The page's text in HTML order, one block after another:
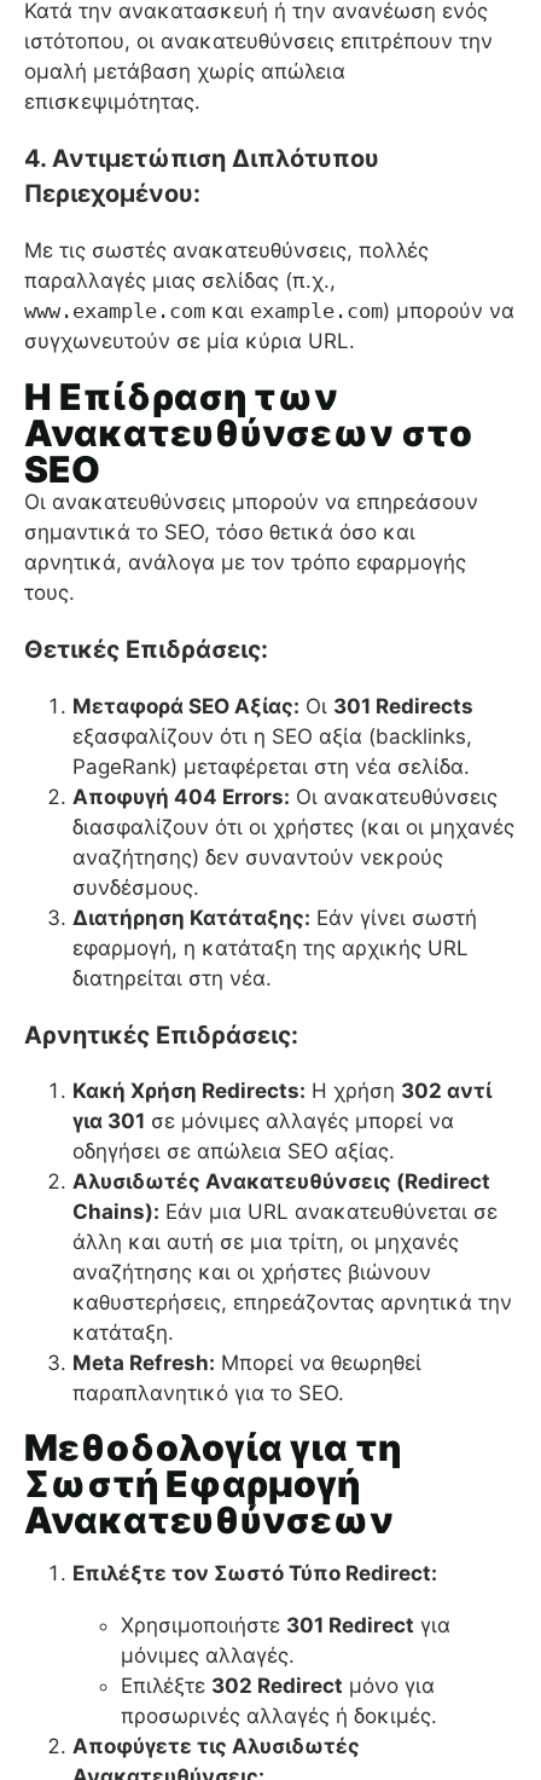
Κατά την ανακατασκευή ή την ανανέωση ενός
ιστότοπου, οι ανακατευθύνσεις επιτρέπουν την
ομαλή μετάβαση χωρίς απώλεια
επισκεψιμότητας.
4. Αντιμετώπιση Διπλότυπου
Περιεχομένου:
Με τις σωστές ανακατευθύνσεις, πολλές
παραλλαγές μιας σελίδας (π.χ.,
www.example.com και example.com) μπορούν να
συγχωνευτούν σε μία κύρια URL.
Η Επίδραση των
Ανακατευθύνσεων στο
SEO
Οι ανακατευθύνσεις μπορούν να επηρεάσουν
σημαντικά το SEO, τόσο θετικά όσο και
αρνητικά, ανάλογα με τον τρόπο εφαρμογής
τους.
Θετικές Επιδράσεις:
Μεταφορά SEO Αξίας: Οι 301 Redirects
εξασφαλίζουν ότι η SEO αξία (backlinks,
PageRank) μεταφέρεται στη νέα σελίδα.
Αποφυγή 404 Errors: Οι ανακατευθύνσεις
διασφαλίζουν ότι οι χρήστες (και οι μηχανές
αναζήτησης) δεν συναντούν νεκρούς
συνδέσμους.
Διατήρηση Κατάταξης: Εάν γίνει σωστή
εφαρμογή, η κατάταξη της αρχικής URL
διατηρείται στη νέα.
Αρνητικές Επιδράσεις:
Κακή Χρήση Redirects: Η χρήση 302 αντί
για 301 σε μόνιμες αλλαγές μπορεί να
οδηγήσει σε απώλεια SEO αξίας.
Αλυσιδωτές Ανακατευθύνσεις (Redirect
Chains): Εάν μια URL ανακατευθύνεται σε
άλλη και αυτή σε μια τρίτη, οι μηχανές
αναζήτησης και οι χρήστες βιώνουν
καθυστερήσεις, επηρεάζοντας αρνητικά την
κατάταξη.
Meta Refresh: Μπορεί να θεωρηθεί
παραπλανητικό για το SEO.
Μεθοδολογία για τη
Σωστή Εφαρμογή
Ανακατευθύνσεων
Επιλέξτε τον Σωστό Τύπο Redirect:
Χρησιμοποιήστε 301 Redirect για
μόνιμες αλλαγές.
Επιλέξτε 302 Redirect μόνο για
προσωρινές αλλαγές ή δοκιμές.
Αποφύγετε τις Αλυσιδωτές